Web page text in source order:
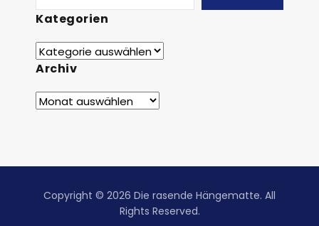
Kategorien
Archiv
Copyright © 2026 Die rasende Hängematte. All
Rights Reserved.